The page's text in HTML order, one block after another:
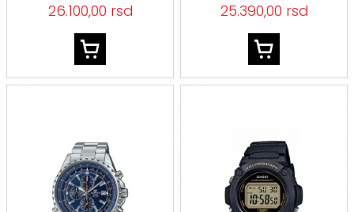
26.100,00 rsd 25.390,00 rsd